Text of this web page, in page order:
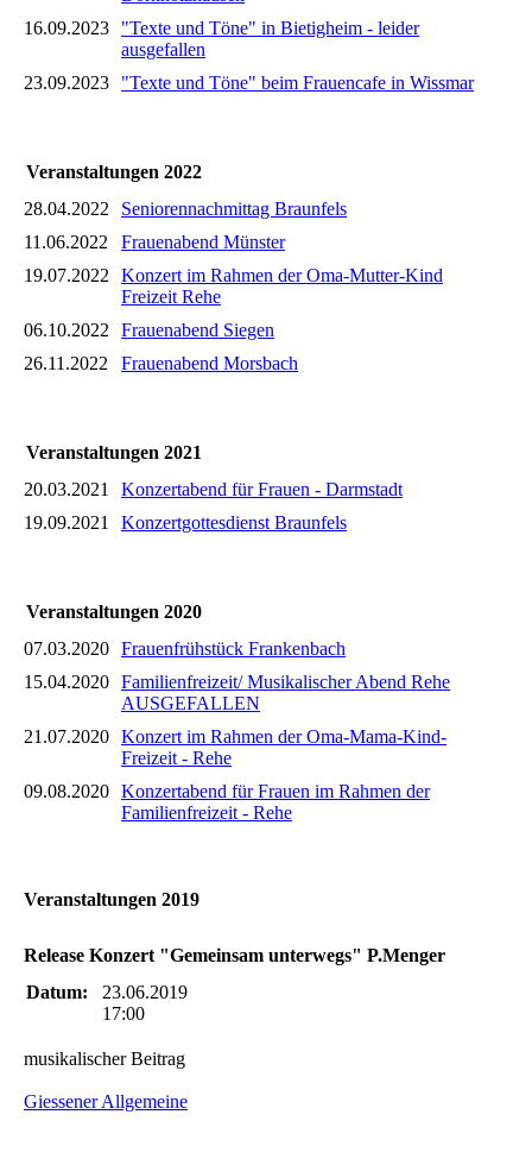
16.09.2023
"Texte und Töne" in Bietigheim - leider
ausgefallen
23.09.2023
"Texte und Töne" beim Frauencafe in Wissmar
Veranstaltungen 2022
28.04.2022
Seniorennachmittag Braunfels
11.06.2022
Frauenabend Münster
19.07.2022
Konzert im Rahmen der Oma-Mutter-Kind
Freizeit Rehe
06.10.2022
Frauenabend Siegen
26.11.2022
Frauenabend Morsbach
Veranstaltungen 2021
20.03.2021
Konzertabend für Frauen - Darmstadt
19.09.2021
Konzertgottesdienst Braunfels
Veranstaltungen 2020
07.03.2020 Frauenfrühstück Frankenbach
15.04.2020 Familienfreizeit/ Musikalischer Abend Rehe
AUSGEFALLEN
21.07.2020 Konzert im Rahmen der Oma-Mama-Kind-
Freizeit - Rehe
09.08.2020 Konzertabend für Frauen im Rahmen der
Familienfreizeit - Rehe
Veranstaltungen 2019
Release Konzert "Gemeinsam unterwegs" P.Menger
Datum:
23.06.2019
17:00
musikalischer Beitrag
Giessener Allgemeine